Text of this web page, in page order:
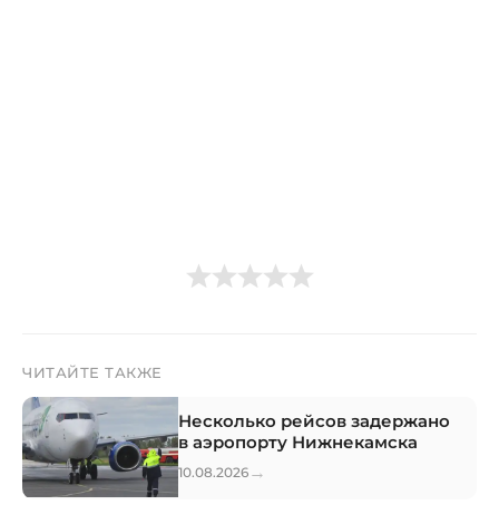
ЧИТАЙТЕ ТАКЖЕ
Несколько рейсов задержано
в аэропорту Нижнекамска
10.08.2026 →